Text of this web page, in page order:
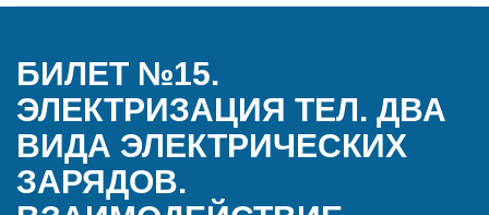
БИЛЕТ №15.
ЭЛЕКТРИЗАЦИЯ ТЕЛ. ДВА
ВИДА ЭЛЕКТРИЧЕСКИХ
ЗАРЯДОВ.